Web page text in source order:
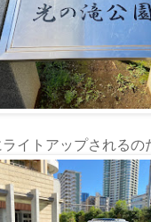
イトアップされるの